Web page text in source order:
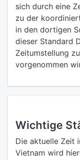
sich durch eine
zu der
in den dortigen
dieser Standard
Zeitumstellung
vorgenommen
Wichtige
Die aktuelle Zeit
Vietnam wird